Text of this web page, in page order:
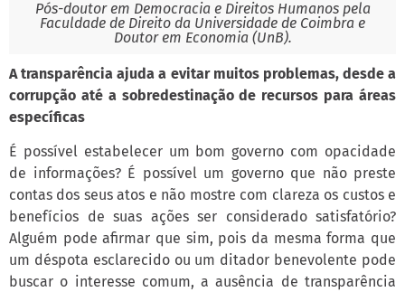
Pós-doutor em Democracia e Direitos Humanos pela
Faculdade de Direito da Universidade de Coimbra e
Doutor em Economia (UnB).
A transparência ajuda a evitar muitos problemas, desde a
corrupção até a sobredestinação de recursos para áreas
específicas
É possível estabelecer um bom governo com opacidade
de informações? É possível um governo que não preste
contas dos seus atos e não mostre com clareza os custos e
benefícios de suas ações ser considerado satisfatório?
Alguém pode afirmar que sim, pois da mesma forma que
um déspota esclarecido ou um ditador benevolente pode
buscar o interesse comum, a ausência de transparência